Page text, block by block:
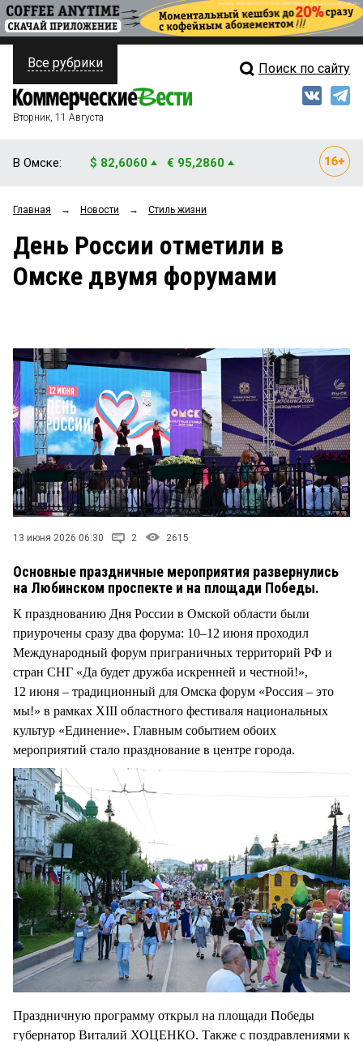
ПОЛИТИКА
ФИНАНСЫ
ОБЩЕСТВО
ЗАКОН
НОВОСТИ КОМПАНИЙ
СТИЛЬ ЖИЗНИ
Свежий выпуск
Рейтинги
Блоги
Все рубрики Поиск по сайту
Вторник, 11 Августа
В Омске: $ 82,6060 € 95,2860
Главная → Новости → Стиль жизни
День России отметили в
Омске двумя форумами
13 июня 2026 06:30 2 2615
Основные праздничные мероприятия развернулись
на Любинском проспекте и на площади Победы.
К празднованию Дня России в Омской области были
приурочены сразу два форума: 10–12 июня проходил
Международный форум приграничных территорий РФ и
стран СНГ «Да будет дружба искренней и честной!»,
12 июня – традиционный для Омска форум «Россия – это
мы!» в рамках XIII областного фестиваля национальных
культур «Единение». Главным событием обоих
мероприятий стало празднование в центре города.
Праздничную программу открыл на площади Победы
губернатор Виталий ХОЦЕНКО. Также с поздравлениями к